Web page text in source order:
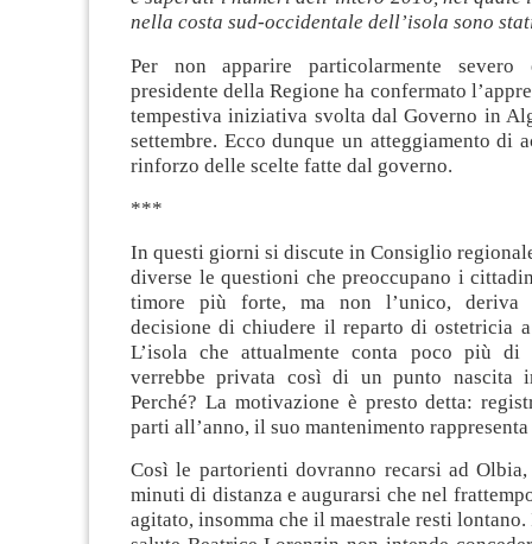
nella costa sud-occidentale dell’isola sono
Per non apparire particolarmente
presidente della Regione ha confermato
tempestiva iniziativa svolta dal Governo in
settembre. Ecco dunque un atteggiamento di
rinforzo delle scelte fatte dal governo.
***
In questi giorni si discute in Consiglio
diverse le questioni che preoccupano i
timore più forte, ma non l’unico, deriva
decisione di chiudere il reparto di ostetricia
L’isola che attualmente conta poco più di
verrebbe privata così di un punto nascita
Perché? La motivazione è presto detta:
parti all’anno, il suo mantenimento
Così le partorienti dovranno recarsi ad
minuti di distanza e augurarsi che nel
agitato, insomma che il maestrale resti